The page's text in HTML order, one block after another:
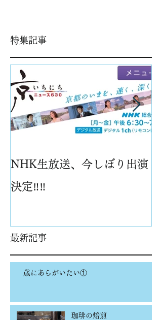
特集記事
NHK生放送、今しぼり出演
決定‼️‼️
最新記事
歳にあらがいたい①
珈琲の焙煎